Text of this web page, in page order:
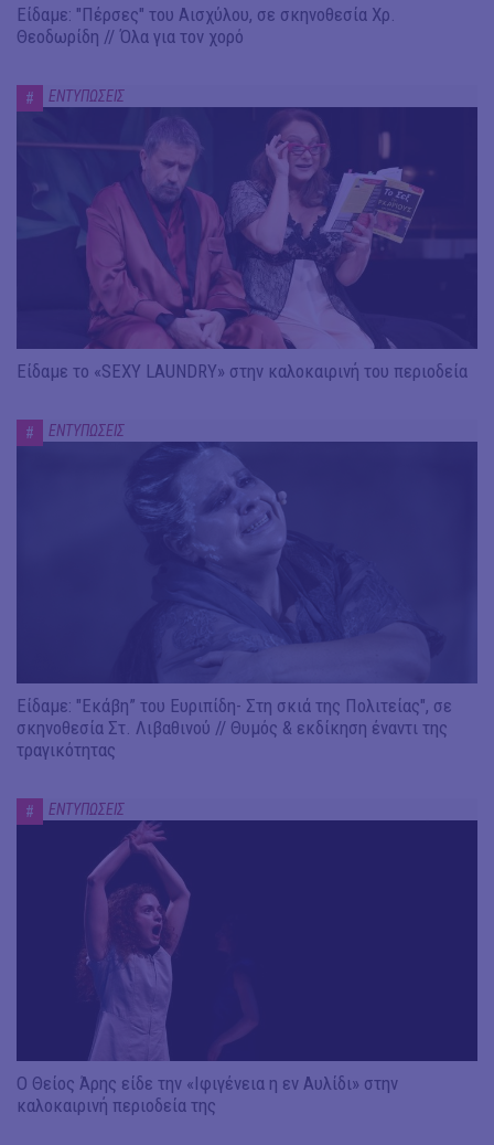
Είδαμε: "Πέρσες" του Αισχύλου, σε σκηνοθεσία Χρ.
Θεοδωρίδη // Όλα για τον χορό
# ΕΝΤΥΠΩΣΕΙΣ
Είδαμε το «SEXY LAUNDRY» στην καλοκαιρινή του περιοδεία
# ΕΝΤΥΠΩΣΕΙΣ
Είδαμε: "Εκάβη” του Ευριπίδη- Στη σκιά της Πολιτείας", σε
σκηνοθεσία Στ. Λιβαθινού // Θυμός & εκδίκηση έναντι της
τραγικότητας
# ΕΝΤΥΠΩΣΕΙΣ
Ο Θείος Άρης είδε την «Ιφιγένεια η εν Αυλίδι» στην
καλοκαιρινή περιοδεία της